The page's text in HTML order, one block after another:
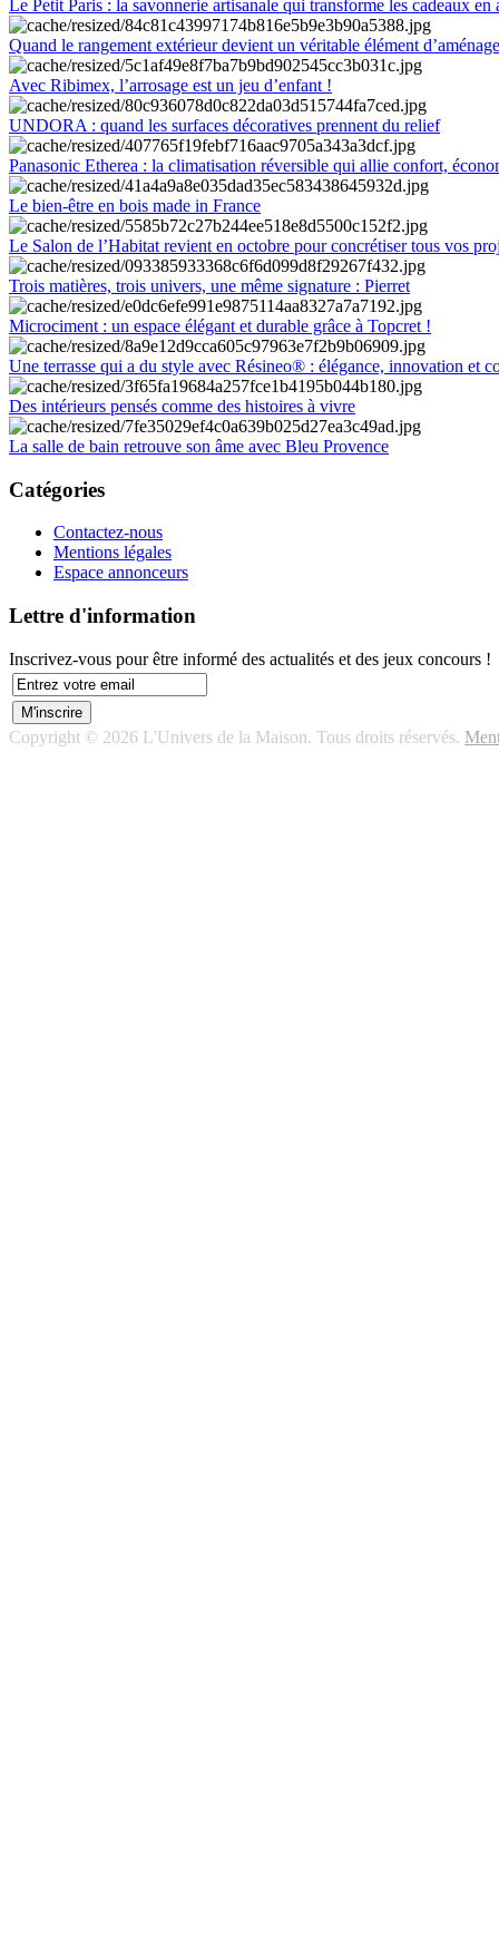
Le Petit Paris : la savonnerie artisanale qui transforme les cadeaux en
Quand le rangement extérieur devient un véritable élément
Avec Ribimex, l’arrosage est un jeu d’enfant !
UNDORA : quand les surfaces décoratives prennent du relief
Panasonic Etherea : la climatisation réversible qui allie confort,
Le bien-être en bois made in France
Le Salon de l’Habitat revient en octobre pour concrétiser tous vos
Trois matières, trois univers, une même signature : Pierret
Microciment : un espace élégant et durable grâce à Topcret !
Une terrasse qui a du style avec Résineo® : élégance, innovation et
Des intérieurs pensés comme des histoires à vivre
La salle de bain retrouve son âme avec Bleu Provence
Catégories
Contactez-nous
Mentions légales
Espace annonceurs
Lettre d'information
Inscrivez-vous pour être informé des actualités et des jeux concours !
Copyright © 2026 L'Univers de la Maison. Tous droits réservés.